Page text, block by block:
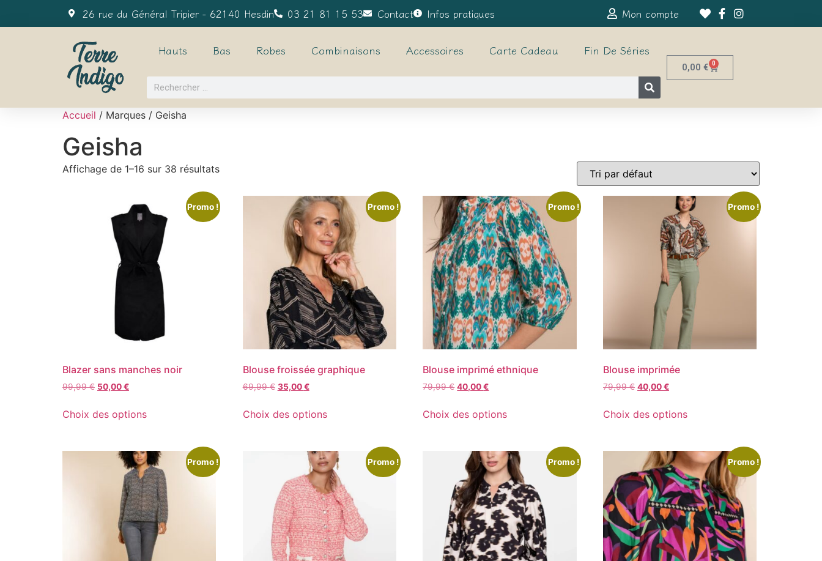
26 rue du Général Tripier - 62140 Hesdin 03 21 81 15 53 Contact Infos pratiques Mon compte
Hauts Bas Robes Combinaisons Accessoires Carte Cadeau Fin De Séries
0,00 € 0
Accueil / Marques / Geisha
Geisha
Affichage de 1–16 sur 38 résultats
Promo !
Blazer sans manches noir
99,99€ 50,00€
Choix des options
Promo !
Blouse froissée graphique
69,99€ 35,00€
Choix des options
Promo !
Blouse imprimé ethnique
79,99€ 40,00€
Choix des options
Promo !
Blouse imprimée
79,99€ 40,00€
Choix des options
Promo ! Promo ! Promo ! Promo !